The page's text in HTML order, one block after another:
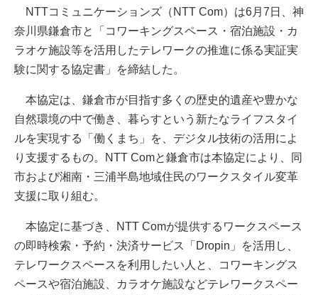
NTTコミュニケーションズ（NTT Com）は6月7日、神
奈川県鎌倉市と「コワーキングスペース・宿泊施設・カ
ラオケ施設等を活用したテレワークの推進に係る実証実
験に関する協定書」を締結した。
本協定は、鎌倉市が目指す多くの歴史的遺産や豊かな
自然環境の中で働き、暮らすという新たなライフスタイ
ルを実現する「働くまち」を、デジタル技術の活用によ
り支援するもの。NTT Comと鎌倉市は本協定により、同
市および湘南・三浦半島地域住民のワークスタイル変革
支援に取り組む。
本協定に基づき、NTT Comが提供するワークスペース
の即時検索・予約・決済サービス「Dropin」を活用し、
テレワークスペースを利用したい人と、コワーキングス
ペースや宿泊施設、カラオケ施設などテレワークスペー